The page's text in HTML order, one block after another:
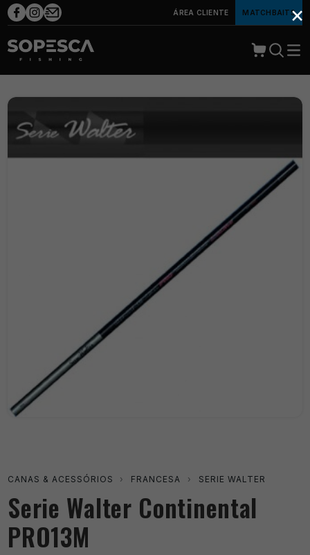
ÁREA CLIENTE MATCHBAITS
CANAS & ACESSÓRIOS › FRANCESA › SERIE WALTER
Serie Walter Continental
PRO13M
×